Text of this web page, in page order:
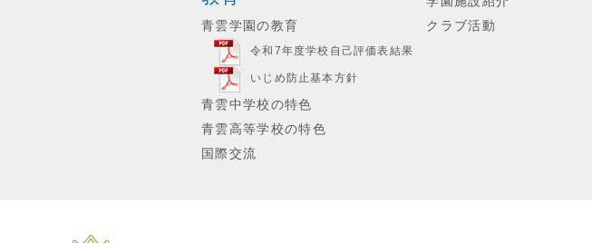
青雲学園の教育
令和7年度学校自己評価表結果
いじめ防止基本方針
青雲中学校の特色
青雲高等学校の特色
国際交流
クラブ活動